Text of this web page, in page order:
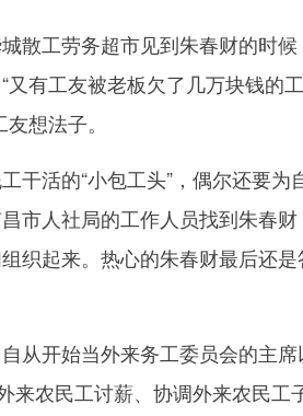
工劳务超市见到朱春财的时候
有工友被老板欠了几万块钱的
想法子。
活的“小包工头”，偶尔还要为
市人社局的工作人员找到朱春
织起来。热心的朱春财最后还是
开始当外来务工委员会的主席
来农民工讨薪、协调外来农民工